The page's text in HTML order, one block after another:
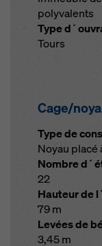
polyvalents
Type
Tours
Cage/
Type de
Noyau placé
Nombre
22
Hauteur de
79 m
Levées de
3,45 m